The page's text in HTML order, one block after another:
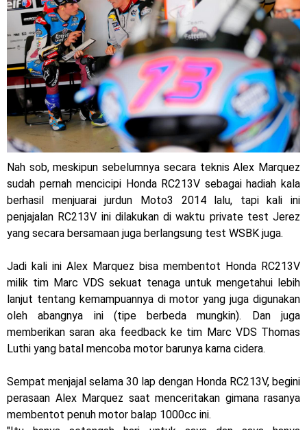
mewah !
Warna Baru X-Ride 125 Tampil Tangguh dan Fresh Siap
Jelajah Petualangan Tanpa Batas
Yamalube Power XP Matic resmi dirilis untuk skutik Blue
Core 125cc dengan mobilitas tinggi
Yamaha Indonesia Rilis Warna Baru Fazzio Hybrid yang lebih
Eye Catchy & Kece Abis
Sudah pakai diskbrake belakang ! Yamaha Indonesia Resmi
perkenalkan Aerox Alpha 155 Turbo !
tinggal menunggu waktu ?
Honda Indonesia resmi jual New CBR 1000RR-R Fireblade
2025, harganya mantap !
motor listrik EM1 e
Yamaha Indonesia resmi luncurkan Nmax 155 Turbo
Nah sob, meskipun sebelumnya secara teknis Alex Marquez
sudah pernah mencicipi Honda RC213V sebagai hadiah kala
berhasil menjuarai jurdun Moto3 2014 lalu, tapi kali ini
penjajalan RC213V ini dilakukan di waktu private test Jerez
yang secara bersamaan juga berlangsung test WSBK juga.
Jadi kali ini Alex Marquez bisa membentot Honda RC213V
milik tim Marc VDS sekuat tenaga untuk mengetahui lebih
lanjut tentang kemampuannya di motor yang juga digunakan
oleh abangnya ini (tipe berbeda mungkin). Dan juga
memberikan saran aka feedback ke tim Marc VDS Thomas
Luthi yang batal mencoba motor barunya karna cidera.
Sempat menjajal selama 30 lap dengan Honda RC213V, begini
perasaan Alex Marquez saat menceritakan gimana rasanya
membentot penuh motor balap 1000cc ini.